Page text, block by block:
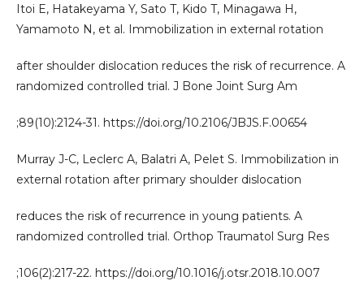
Itoi E, Hatakeyama Y, Sato T, Kido T, Minagawa H,
Yamamoto N, et al. Immobilization in external rotation
after shoulder dislocation reduces the risk of recurrence. A
randomized controlled trial. J Bone Joint Surg Am
;89(10):2124-31. https://doi.org/10.2106/JBJS.F.00654
Murray J-C, Leclerc A, Balatri A, Pelet S. Immobilization in
external rotation after primary shoulder dislocation
reduces the risk of recurrence in young patients. A
randomized controlled trial. Orthop Traumatol Surg Res
;106(2):217-22. https://doi.org/10.1016/j.otsr.2018.10.007